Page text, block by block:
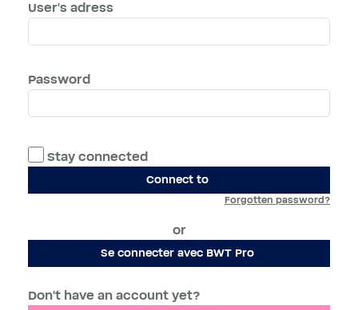
SUBMIT A KIT WITHOUT ACCOUNT
CONTACT
User's adress
Password
Stay connected
Connect to
Forgotten password?
or
Se connecter avec BWT Pro
Don't have an account yet?